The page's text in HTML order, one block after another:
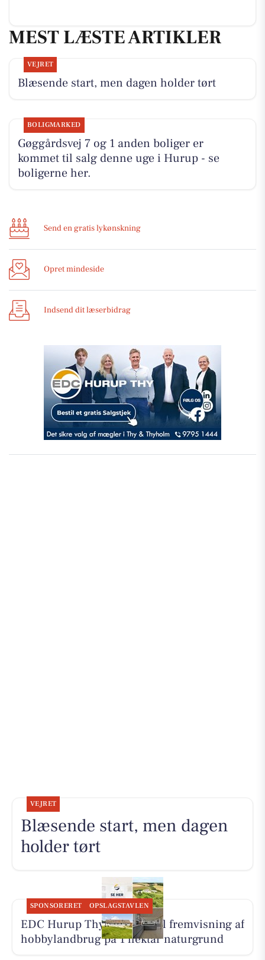
MEST LÆSTE ARTIKLER
VEJRET
Blæsende start, men dagen holder tørt
BOLIGMARKED
Gøggårdsvej 7 og 1 anden boliger er
kommet til salg denne uge i Hurup - se
boligerne her.
Send en gratis lykønskning
Opret mindeside
Indsend dit læserbidrag
VEJRET
Blæsende start, men dagen
holder tørt
SPONSORERET OPSLAGSTAVLEN
EDC Hurup Thy inviterer til fremvisning af
hobbylandbrug på 1 hektar naturgrund